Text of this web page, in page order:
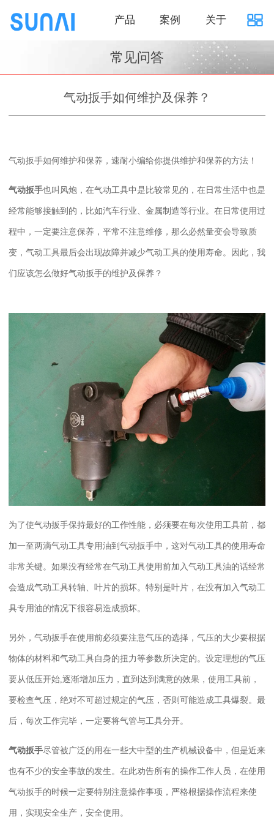
产品 案例 关于
常见问答
气动扳手如何维护及保养？
气动扳手如何维护和保养，速耐小编给你提供维护和保养的方法！
气动扳手也叫风炮，在气动工具中是比较常见的，在日常生活中也是
经常能够接触到的，比如汽车行业、金属制造等行业。在日常使用过
程中，一定要注意保养，平常不注意维修，那么必然量变会导致质
变，气动工具最后会出现故障并减少气动工具的使用寿命。因此，我
们应该怎么做好气动扳手的维护及保养？
为了使气动扳手保持最好的工作性能，必须要在每次使用工具前，都
加一至两滴气动工具专用油到气动扳手中，这对气动工具的使用寿命
非常关键。如果没有经常在气动工具使用前加入气动工具油的话经常
会造成气动工具转轴、叶片的损坏。特别是叶片，在没有加入气动工
具专用油的情况下很容易造成损坏。
另外，气动扳手在使用前必须要注意气压的选择，气压的大少要根据
物体的材料和气动工具自身的扭力等参数所决定的。设定理想的气压
要从低压开始 逐渐增加压力，直到达到满意的效果，使用工具前，
要检查气压，绝对不可超过规定的气压，否则可能造成工具爆裂。最
后，每次工作完毕，一定要将气管与工具分开。
气动扳手尽管被广泛的用在一些大中型的生产机械设备中，但是近来
也有不少的安全事故的发生。在此劝告所有的操作工作人员，在使用
气动扳手的时候一定要特别注意操作事项，严格根据操作流程来使
用，实现安全生产，安全使用。